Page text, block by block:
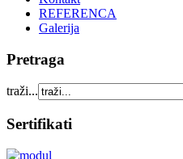
REFERENCA
Galerija
Pretraga
traži...
Sertifikati